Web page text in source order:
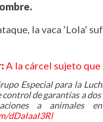
la vaca ‘Lola’
A la cárcel sujeto que
Especial para la
control de garantías a
a animales
dDaIaaI3Rl